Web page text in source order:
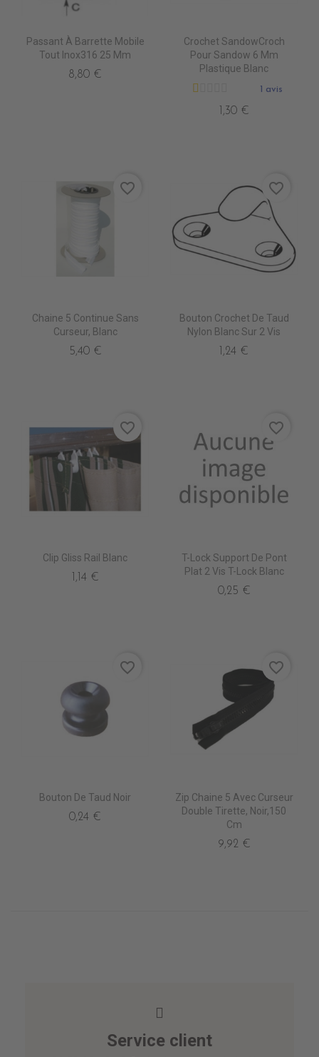
Passant À Barrette Mobile
Tout Inox316 25 Mm
8,80 €
Crochet SandowCroch
Pour Sandow 6 Mm
Plastique Blanc
1 avis
1,30 €
Chaine 5 Continue Sans
Curseur, Blanc
5,40 €
favorite_border
Bouton Crochet De Taud
Nylon Blanc Sur 2 Vis
1,24 €
favorite_border
Clip Gliss Rail Blanc
1,14 €
favorite_border
T-Lock Support De Pont
Plat 2 Vis T-Lock Blanc
0,25 €
favorite_border
Bouton De Taud Noir
0,24 €
favorite_border
Zip Chaine 5 Avec Curseur
Double Tirette, Noir,150
Cm
9,92 €
favorite_border
Service client